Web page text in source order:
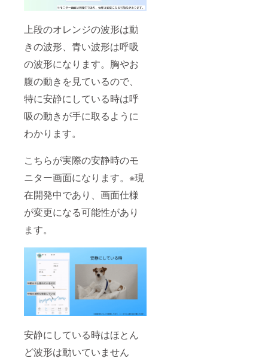
上段のオレンジの波形は動
きの波形、青い波形は呼吸
の波形になります。胸やお
腹の動きを見ているので、
特に安静にしている時は呼
吸の動きが手に取るように
わかります。
こちらが実際の安静時のモ
ニター画面になります。※現
在開発中であり、画面仕様
が変更になる可能性があり
ます。
安静にしている時はほとん
ど波形は動いていません